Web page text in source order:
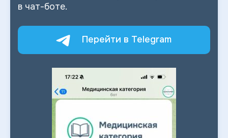
в чат-боте.
Перейти в Telegram